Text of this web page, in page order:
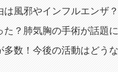
風邪やインフルエンザ？
？肺気胸の手術が話題に
数！今後の活動はどう